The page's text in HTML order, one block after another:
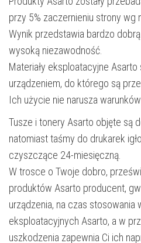
przy 5% zaczernieniu strony wg
Wynik przedstawia bardzo
wysoką niezawodność.
Materiały eksploatacyjne
urządzeniem, do którego są
Ich użycie nie narusza
Tusze i tonery Asarto objęte są
natomiast taśmy do drukarek
czyszczące 24-miesięczną.
W trosce o Twoje dobro,
produktów Asarto producent,
urządzenia, na czas stosowania
eksploatacyjnych Asarto, a w
uszkodzenia zapewnia Ci ich